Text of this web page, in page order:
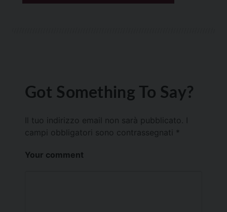
Got Something To Say?
Il tuo indirizzo email non sarà pubblicato.
campi obbligatori sono contrassegnati *
Your comment